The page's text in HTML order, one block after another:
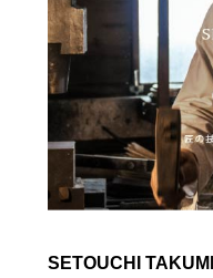
生
せとう
第8回
第6回 瀬戸内市/備前市/和気町/赤
第4回 倉敷市/玉野市/浅口市/里庄町
第2回 真庭市/新庄村
SETOUCHI